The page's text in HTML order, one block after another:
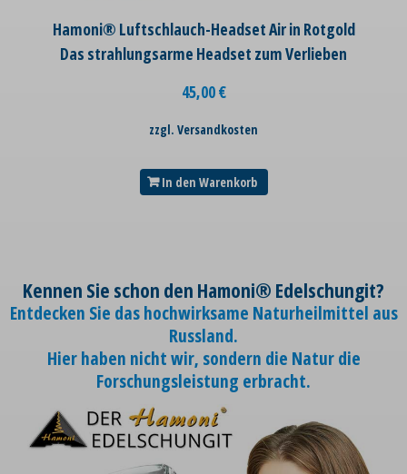
Hamoni® Luftschlauch-Headset Air in Rotgold
Das strahlungsarme Headset zum Verlieben
45,00€
zzgl. Versandkosten
In den Warenkorb
Kennen Sie schon den Hamoni® Edelschungit?
Entdecken Sie das hochwirksame Naturheilmittel aus
Russland.
Hier haben nicht wir, sondern die Natur die
Forschungsleistung erbracht.